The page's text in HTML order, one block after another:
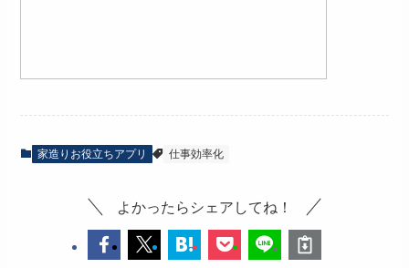
家造りお役立ちアプリ 仕事効率化
よかったらシェアしてね！